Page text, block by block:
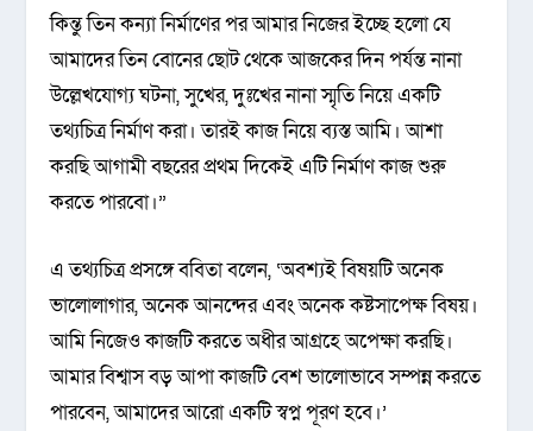
কিন্তু তিন কন্যা নির্মাণের পর আমার নিজের ইচ্ছে হলো যে
আমাদের তিন বোনের ছোট থেকে আজকের দিন পর্যন্ত নানা
উল্লেখযোগ্য ঘটনা, সুখের, দুঃখের নানা স্মৃতি নিয়ে একটি
তথ্যচিত্র নির্মাণ করা। তারই কাজ নিয়ে ব্যস্ত আমি। আশা
করছি আগামী বছরের প্রথম দিকেই এটি নির্মাণ কাজ শুরু
করতে পারবো।”
এ তথ্যচিত্র প্রসঙ্গে ববিতা বলেন, ‘অবশ্যই বিষয়টি অনেক
ভালোলাগার, অনেক আনন্দের এবং অনেক কষ্টসাপেক্ষ বিষয়।
আমি নিজেও কাজটি করতে অধীর আগ্রহে অপেক্ষা করছি।
আমার বিশ্বাস বড় আপা কাজটি বেশ ভালোভাবে সম্পন্ন করতে
পারবেন, আমাদের আরো একটি স্বপ্ন পূরণ হবে।’